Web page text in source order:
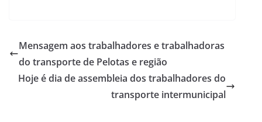
b
o
o
er e
Mensagem aos trabalhadores e trabalhadoras
do transporte de Pelotas e região
Hoje é dia de assembleia dos trabalhadores do
transporte intermunicipal